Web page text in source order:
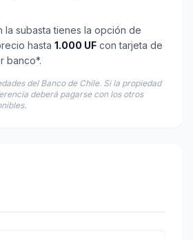
la subasta tienes la opción de
hasta 1.000 UF con tarjeta de
banco*.
del Banco de Chile. Si la propiedad
deberá pagarse con los otros